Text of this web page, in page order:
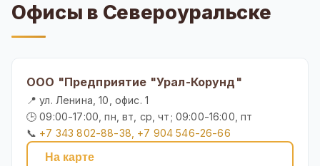
Офисы в Североуральске
ООО "Предприятие "Урал-Корунд"
📍 ул. Ленина, 10, офис. 1
🕒 09:00-17:00, пн, вт, ср, чт; 09:00-16:00, пт
📞 +7 343 802-88-38, +7 904 546-26-66
На карте